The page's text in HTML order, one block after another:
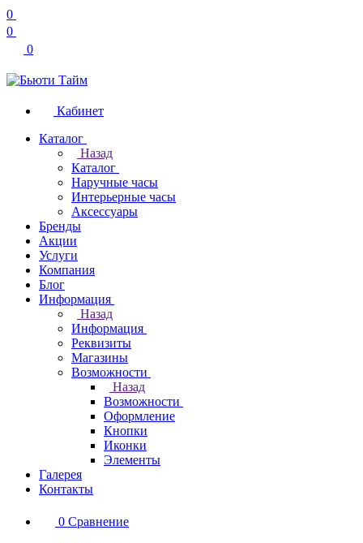
0
0
0
Кабинет
Каталог
Назад
Каталог
Наручные часы
Интерьерные часы
Аксессуары
Бренды
Акции
Услуги
Компания
Блог
Информация
Назад
Информация
Реквизиты
Магазины
Возможности
Назад
Возможности
Оформление
Кнопки
Иконки
Элементы
Галерея
Контакты
0 Сравнение